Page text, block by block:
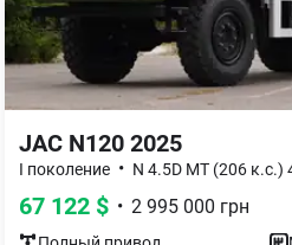
JAC N120 2025
I поколение • N 4.5D MT (206 к.с.)
67 122 $ • 2 995 000 грн